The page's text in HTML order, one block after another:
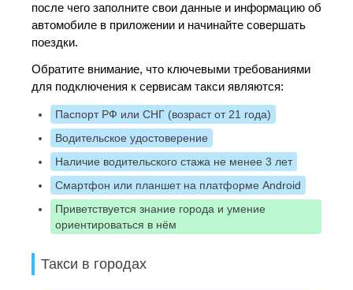
после чего заполните свои данные и информацию об
автомобиле в приложении и начинайте совершать
поездки.
Обратите внимание, что ключевыми требованиями
для подключения к сервисам такси являются:
Паспорт РФ или СНГ (возраст от 21 года)
Водительское удостоверение
Наличие водительского стажа не менее 3 лет
Смартфон или планшет на платформе Android
Приветствуется знание города и умение
ориентироваться в нём
Такси в городах